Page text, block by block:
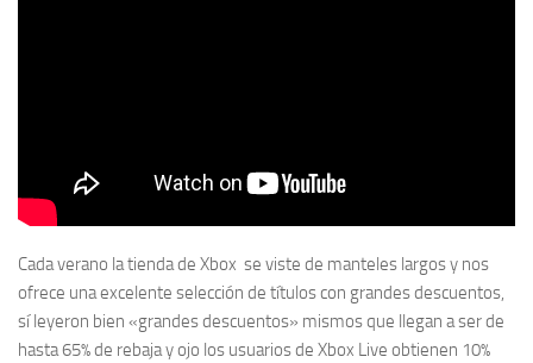
Cada verano la tienda de Xbox se viste de manteles largos y nos
ofrece una excelente selección de títulos con grandes descuentos,
sí leyeron bien «grandes descuentos» mismos que llegan a ser de
hasta 65% de rebaja y ojo los usuarios de Xbox Live obtienen 10%